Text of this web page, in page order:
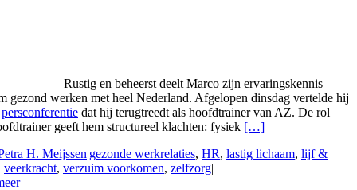
Rustig en beheerst deelt Marco zijn ervaringskennis
gezond werken met heel Nederland. Afgelopen dinsdag vertelde hij
persconferentie dat hij terugtreedt als hoofdtrainer van AZ. De rol
geeft hem structureel klachten: fysiek […]
H. Meijssen|gezonde werkrelaties, HR, lastig lichaam, lijf &
veerkracht, verzuim voorkomen, zelfzorg|